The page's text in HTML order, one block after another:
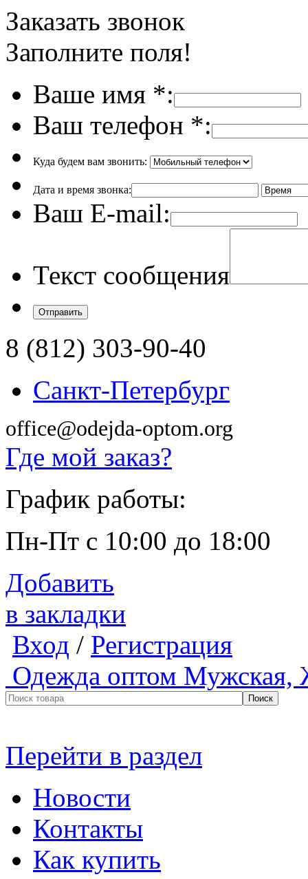
Заказать звонок
Заполните поля!
Ваше имя *:
Ваш телефон *:
Куда будем вам звонить:
Дата и время звонка:
Ваш E-mail:
Текст сообщения
8 (812) 303-90-40
Санкт-Петербург
office@odejda-optom.org
Где мой заказ?
График работы:
Пн-Пт с 10:00 до 18:00
Добавить
в закладки
Вход / Регистрация
Одежда оптом Мужская,
Перейти в раздел
Новости
Контакты
Как купить